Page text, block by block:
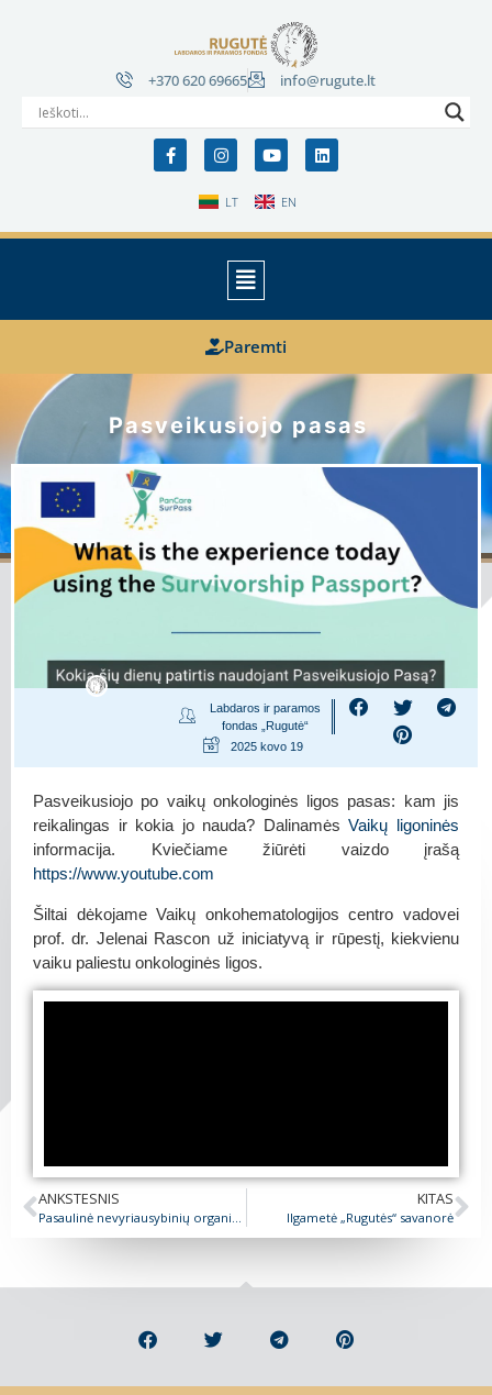
LT EN
+370 620 69665 info@rugute.lt
Paremti
Pasveikusiojo pasas
Labdaros ir paramos
fondas „Rugutė“
2025 kovo 19
Pasveikusiojo po vaikų onkologinės ligos pasas: kam jis
reikalingas ir kokia jo nauda? DalinamėsVaikų ligoninės
informacija. Kviečiame žiūrėti vaizdo įrašą
https://www.youtube.com
Šiltai dėkojame Vaikų onkohematologijos centro vadovei
prof. dr. Jelenai Rascon už iniciatyvą ir rūpestį, kiekvienu
vaiku paliestu onkologinės ligos.
ANKSTESNIS
Pasaulinė nevyriausybinių organizacijų diena!
KITAS
Ilgametė „Rugutės“ savanorė